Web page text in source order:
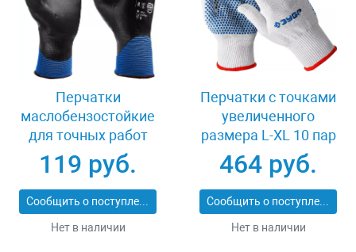
Перчатки
маслобензостойкие
для точных работ
размер XL Зубр
МЕХАНИК+ 11279-XL
119 руб.
Сообщить о поступлении
Нет в наличии
Перчатки с точками
увеличенного
размера L-XL 10 пар
Зубр ТОЧКА+ 11451-
K10
464 руб.
Сообщить о поступлении
Нет в наличии